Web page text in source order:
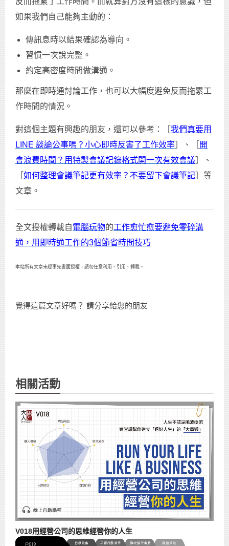
如果我們自己能夠主動的：
傳訊息時以結果確認為導向。
習慣一次說完整。
約定高密度時間做溝通。
那麼在即時通討論工作，也可以大幅度避免反而拖累工
作時間的情況。
對這個主題有興趣的朋友，還可以參考：［ 我們真要用
LINE 談論公事嗎？小心即時反害了工作效率 ］、［
開
會浪費時間？用特製會議記錄格式開一次有效會議 ］、
如何整理會議筆記更有效率？不要留下會議筆記 ］等
文章。
全文授權轉載自電腦玩物的工作愈忙愈要避免零碎溝
通，用即時通工作的3個節省時間技巧
本站所有文章未經事先書面授權，請勿任意利用、引用、轉載。
覺得這篇文章好嗎？ 請分享給您的朋友
相關活動
V018用經營公司的思維經營你的人生